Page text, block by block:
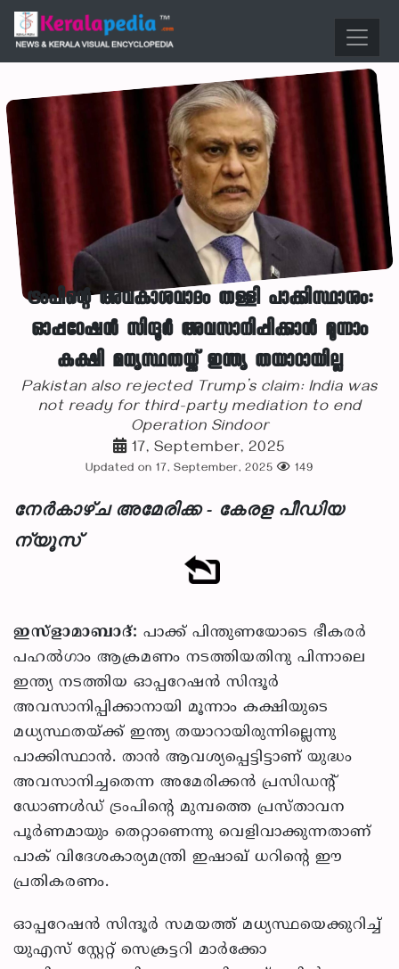
ട്രംപിന്റെ അവകാശവാദം തള്ളി പാക്കിസ്ഥാനും:
ഓപ്പറേഷന്‍ സിന്ദൂര്‍ അവസാനിപ്പിക്കാന്‍ മൂന്നാം
കക്ഷി മധ്യസ്ഥതയ്ക്ക് ഇന്ത്യ തയാറായില്ല
Pakistan also rejected Trump’s claim: India was
not ready for third-party mediation to end
Operation Sindoor
17, September, 2025
Updated on 17, September, 2025 149
നേർകാഴ്ച അമേരിക്ക - കേരള പീഡിയ
ന്യൂസ്
ഇസ്‌ളാമാബാദ്: പാക്ക് പിന്തുണയോടെ ഭീകരര്‍
പഹല്‍ഗാം ആക്രമണം നടത്തിയതിനു പിന്നാലെ
ഇന്ത്യ നടത്തിയ ഓപ്പറേഷന്‍ സിന്ദൂര്‍
അവസാനിപ്പിക്കാനായി മൂന്നാം കക്ഷിയുടെ
മധ്യസ്ഥതയ്ക്ക് ഇന്ത്യ തയാറായിരുന്നില്ലെന്നു
പാക്കിസ്ഥാന്‍. താന്‍ ആവശ്യപ്പെട്ടിട്ടാണ് യുദ്ധം
അവസാനിച്ചതെന്ന അമേരിക്കന്‍ പ്രസിഡന്റ്
ഡോണള്‍ഡ് ട്രംപിന്റെ മുമ്പത്തെ പ്രസ്താവന
പൂര്‍ണമായും തെറ്റാണെന്നു വെളിവാക്കുന്നതാണ്
പാക് വിദേശകാര്യമന്ത്രി ഇഷാഖ് ധറിന്റെ ഈ
പ്രതികരണം.
ഓപ്പറേഷന്‍ സിന്ദൂര്‍ സമയത്ത് മധ്യസ്ഥയെക്കുറിച്ച്
യുഎസ് സ്റ്റേറ്റ് സെക്രട്ടറി മാര്‍ക്കോ